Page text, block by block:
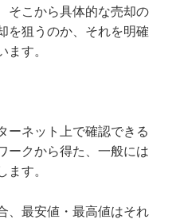
そこから具体的な売却の
を狙うのか、それを明確
ます。
ーネット上で確認できる
ークから得た、一般には
ます。
、最安値・最高値はそれ